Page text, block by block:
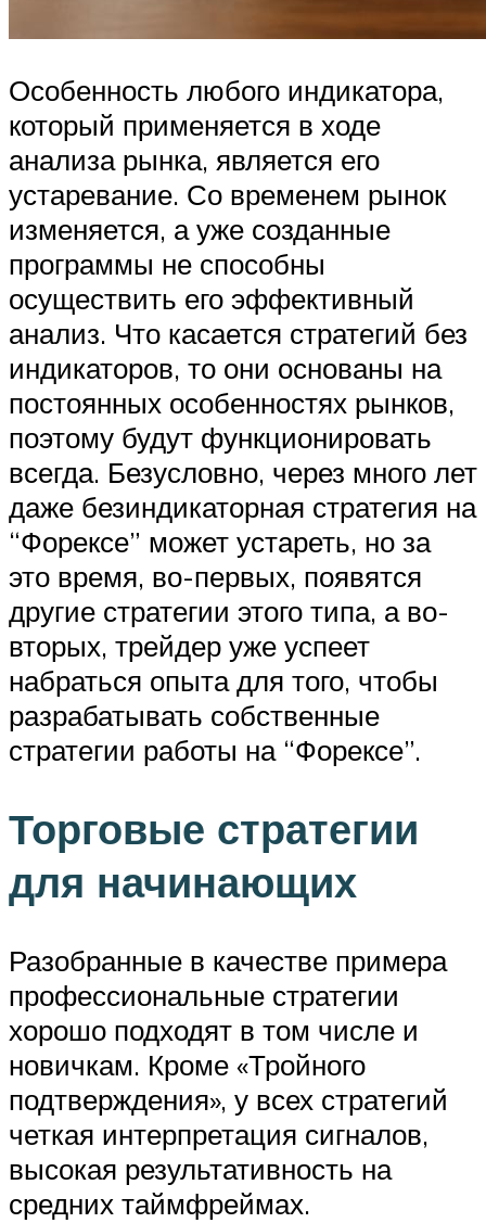
Особенность любого индикатора,
который применяется в ходе
анализа рынка, является его
устаревание. Со временем рынок
изменяется, а уже созданные
программы не способны
осуществить его эффективный
анализ. Что касается стратегий без
индикаторов, то они основаны на
постоянных особенностях рынков,
поэтому будут функционировать
всегда. Безусловно, через много лет
даже безиндикаторная стратегия на
“Форексе” может устареть, но за
это время, во-первых, появятся
другие стратегии этого типа, а во-
вторых, трейдер уже успеет
набраться опыта для того, чтобы
разрабатывать собственные
стратегии работы на “Форексе”.
Торговые стратегии
для начинающих
Разобранные в качестве примера
профессиональные стратегии
хорошо подходят в том числе и
новичкам. Кроме «Тройного
подтверждения», у всех стратегий
четкая интерпретация сигналов,
высокая результативность на
средних таймфреймах.